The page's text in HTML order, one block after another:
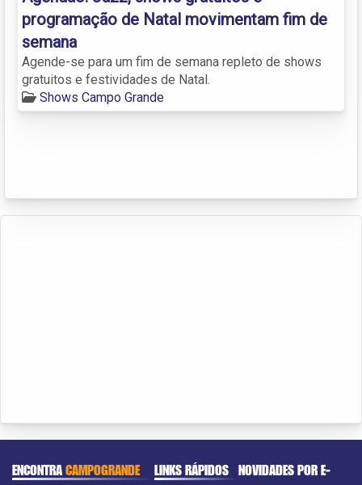
programação de Natal movimentam fim de
semana
Agende-se para um fim de semana repleto de shows
gratuitos e festividades de Natal.
Shows Campo Grande
ENCONTRACAMPOGRANDE LINKS RÁPIDOS NOVIDADES POR E-